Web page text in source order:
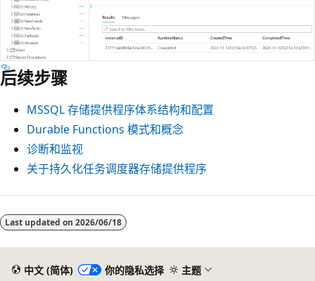
后续步骤
MSSQL 存储提供程序体系结构和配置
Durable Functions 模式和概念
诊断和监视
关于持久化任务调度器存储提供程序
Last updated on 2026/06/18
中文 (简体) 你的隐私选择 主题